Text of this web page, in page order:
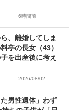
6時間前
、離婚してしま
亭の長女（43）
を出産後に考え
2026/08/02
た男性遺体」わず